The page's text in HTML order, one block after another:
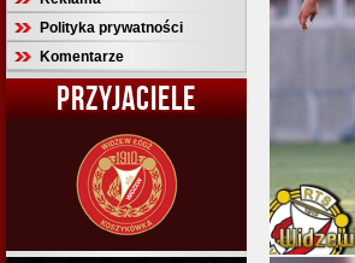
Polityka prywatności
Komentarze
PRZYJACIELE